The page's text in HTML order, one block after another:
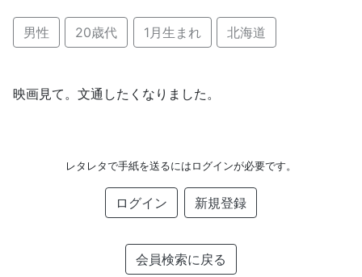
男性 20歳代 1月生まれ 北海道
映画見て。文通したくなりました。
レタレタで手紙を送るにはログインが必要です。
ログイン 新規登録
会員検索に戻る